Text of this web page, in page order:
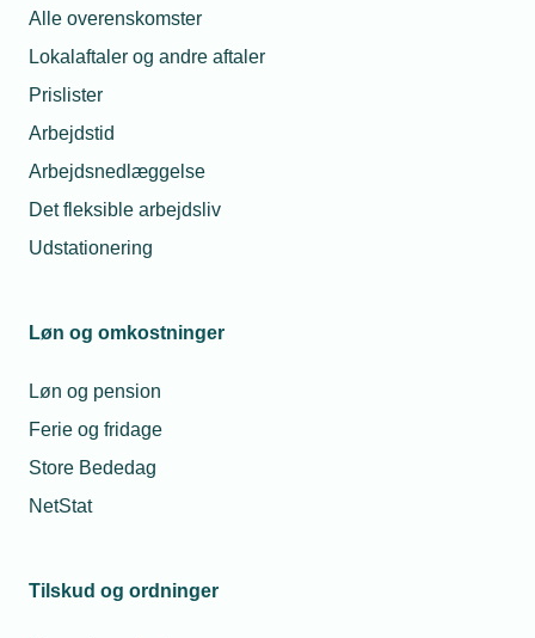
Alle overenskomster
Lokalaftaler og andre aftaler
Prislister
Arbejdstid
Arbejdsnedlæggelse
Det fleksible arbejdsliv
Udstationering
Løn og omkostninger
Løn og pension
Ferie og fridage
Store Bededag
NetStat
Tilskud og ordninger
Smarte teknologier i historiske bygninger - Når
Værktøj til brandtætning af
bygningsdele
virksomhedsledelse
Styrket og strømlinet affaldstilsyn
Den Grønne Skole
Værd at vide om den obligatoriske